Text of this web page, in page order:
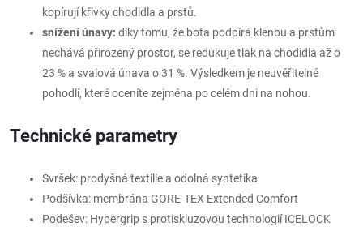
kopírují křivky chodidla a prstů.
snížení únavy: díky tomu, že bota podpírá klenbu a prstům
nechává přirozený prostor, se redukuje tlak na chodidla až o
23 % a svalová únava o 31 %. Výsledkem je neuvěřitelné
pohodlí, které oceníte zejména po celém dni na nohou.
Technické parametry
Svršek: prodyšná textilie a odolná syntetika
Podšívka: membrána GORE-TEX Extended Comfort
Podešev: Hypergrip s protiskluzovou technologií ICELOCK